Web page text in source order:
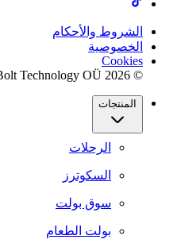
الشروط والأحكام
الخصوصية
Cookies
© 2026 Bolt Technology OÜ
المنتجات
الرحلات
السكوترز
سوق بولت
بولت الطعام